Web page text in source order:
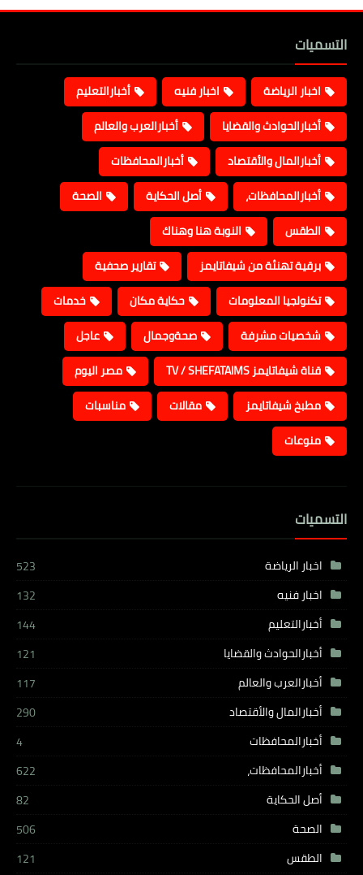
التسميات
اخبار الرياضة اخبار فنيه
أخبارالتعليم
أخبارالحوادث والقضايا
أخبارالعرب والعالم
أخبارالمال والأقتصاد
أخبارالمحافظات
أخبارالمحافظات،
أصل الحكاية
الصحة
الطقس
النوبة هنا وهناك
برقية تهنئة من شيفاتايمز
تقارير صحفية
تكنولجيا المعلومات
حكاية مكان
خدمات
شخصيات مشرفة
صحةوجمال
عاجل
قناة شيفاتايمز TV / SHEFATAIMS
مصر اليوم
مطبخ شيفاتايمز
مقالات
مناسبات
منوعات
التسميات
اخبار الرياضة
523
اخبار فنيه
132
أخبارالتعليم
144
أخبارالحوادث والقضايا
121
أخبارالعرب والعالم
117
أخبارالمال والأقتصاد
290
أخبارالمحافظات
4
أخبارالمحافظات،
622
أصل الحكاية
82
الصحة
506
الطقس
121